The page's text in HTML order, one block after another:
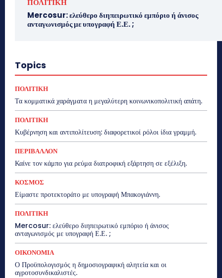
ΠΟΛΙΤΙΚΗ
Mercosur: ελεύθερο διηπειρωτικό εμπόριο ή άνισος
ανταγωνισμός με υπογραφή Ε.Ε. ;
Topics
ΠΟΛΙΤΙΚΗ
Τα κομματικά χαράγματα η μεγαλύτερη κοινωνικοπολιτική απάτη.
ΠΟΛΙΤΙΚΗ
Κυβέρνηση και αντιπολίτευση: διαφορετικοί ρόλοι ίδια γραμμή.
ΠΕΡΙΒΑΛΛΟΝ
Καίνε τον κάμπο για ρεύμα διατροφική εξάρτηση σε εξέλιξη.
ΚΟΣΜΟΣ
Είμαστε προτεκτοράτο με υπογραφή Μπακογιάννη.
ΠΟΛΙΤΙΚΗ
Mercosur: ελεύθερο διηπειρωτικό εμπόριο ή άνισος
ανταγωνισμός με υπογραφή Ε.Ε. ;
ΟΙΚΟΝΟΜΙΑ
Ο Προϋπολογισμός η δημοσιογραφική αλητεία και οι
αγροτοσυνδικαλιστές.